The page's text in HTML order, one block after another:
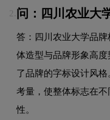
2. 问：四川农业大
答：四川农业大学品
体造型与品牌形象高
了品牌的字标设计风
考量，使整体标志在
性。